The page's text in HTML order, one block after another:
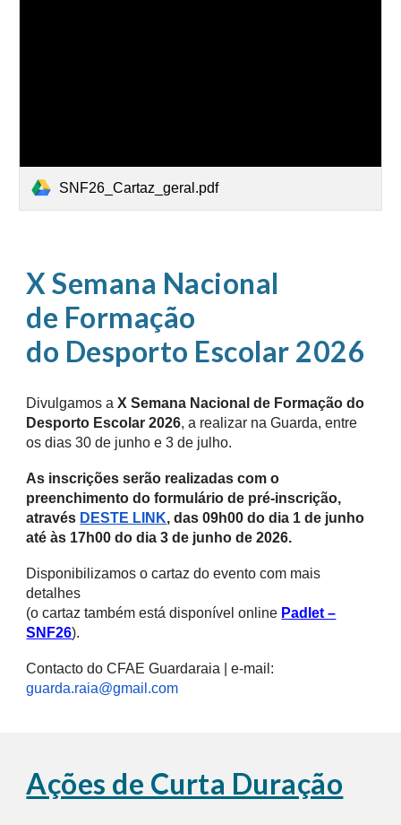
SNF26_Cartaz_geral.pdf
X Semana Nacional
de Formação
do Desporto Escolar 2026
Divulgamos aX Semana Nacional de Formação do
Desporto Escolar 2026, a realizar na Guarda, entre
os dias 30 de junho e 3 de julho.
As inscrições serão realizadas com o
preenchimento do formulário de pré-inscrição,
através DESTE LINK, das 09h00 do dia 1 de junho
até às 17h00 do dia 3 de junho de 2026.
Disponibilizamos o cartaz do evento com mais
detalhes
(o cartaz também está disponível online Padlet –
SNF26).
Contacto do CFAE Guardaraia | e-mail:
guarda.raia@gmail.com
Ações de Curta Duração